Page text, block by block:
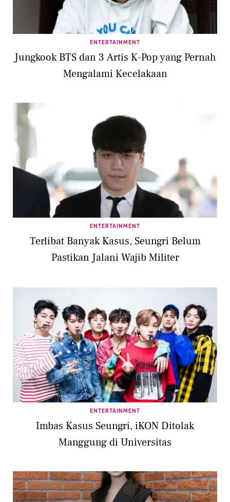
ENTERTAINMENT
Jungkook BTS dan 3 Artis K-Pop yang Pernah
Mengalami Kecelakaan
ENTERTAINMENT
Terlibat Banyak Kasus, Seungri Belum
Pastikan Jalani Wajib Militer
ENTERTAINMENT
Imbas Kasus Seungri, iKON Ditolak
Manggung di Universitas